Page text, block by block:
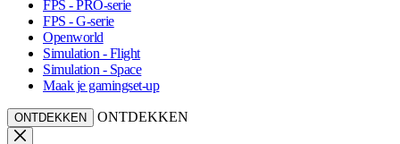
FPS - PRO-serie
FPS - G-serie
Openworld
Simulation - Flight
Simulation - Space
Maak je gamingset-up
ONTDEKKEN ONTDEKKEN